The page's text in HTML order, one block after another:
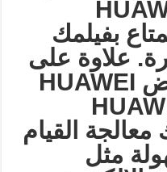
بفيلمك
علاوة على
HUAWEI
معالجة القيام
مثل